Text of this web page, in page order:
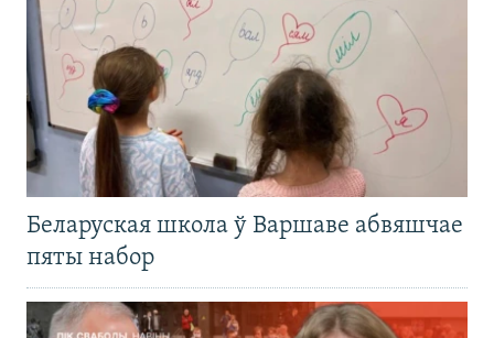
Беларуская школа ў Варшаве абвяшчае
пяты набор